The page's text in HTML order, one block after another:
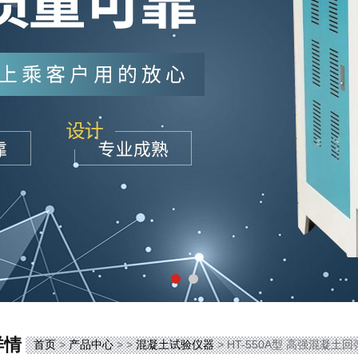
情 首页>产品中心> >混凝土试验仪器> HT-550A型 高强混凝土回